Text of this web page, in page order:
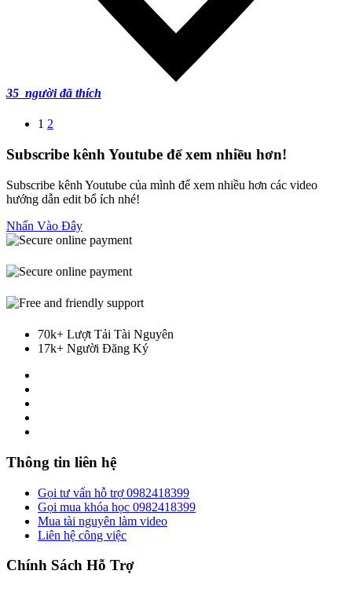
35 người đã thích
1 2
Subscribe kênh Youtube để xem nhiều hơn!
Subscribe kênh Youtube của mình để xem nhiều hơn các video
hướng dẫn edit bổ ích nhé!
Nhấn Vào Đây
70k+ Lượt Tải Tài Nguyên
17k+ Người Đăng Ký
Thông tin liên hệ
Gọi tư vấn hỗ trợ 0982418399
Gọi mua khóa học 0982418399
Mua tài nguyên làm video
Liên hệ công việc
Chính Sách Hỗ Trợ